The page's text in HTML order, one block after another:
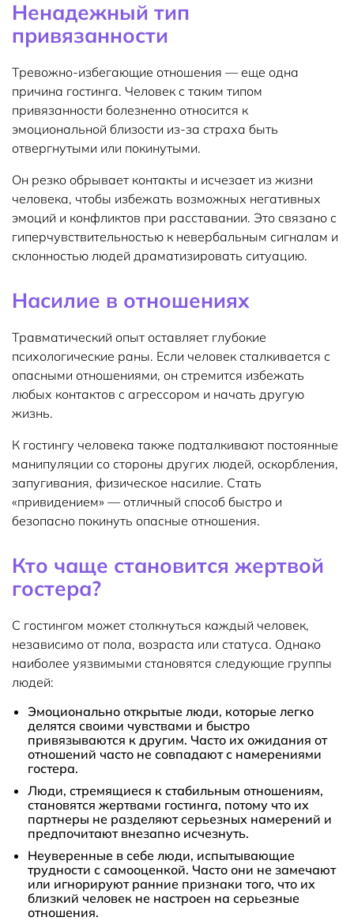
Ненадежный тип
привязанности
Тревожно-избегающие отношения — еще одна
причина гостинга. Человек с таким типом
привязанности болезненно относится к
эмоциональной близости из-за страха быть
отвергнутыми или покинутыми.
Он резко обрывает контакты и исчезает из жизни
человека, чтобы избежать возможных негативных
эмоций и конфликтов при расставании. Это связано с
гиперчувствительностью к невербальным сигналам и
склонностью людей драматизировать ситуацию.
Насилие в отношениях
Травматический опыт оставляет глубокие
психологические раны. Если человек сталкивается с
опасными отношениями, он стремится избежать
любых контактов с агрессором и начать другую
жизнь.
К гостингу человека также подталкивают постоянные
манипуляции со стороны других людей, оскорбления,
запугивания, физическое насилие. Стать
«привидением» — отличный способ быстро и
безопасно покинуть опасные отношения.
Кто чаще становится жертвой
гостера?
С гостингом может столкнуться каждый человек,
независимо от пола, возраста или статуса. Однако
наиболее уязвимыми становятся следующие группы
людей:
Эмоционально открытые люди, которые легко
делятся своими чувствами и быстро
привязываются к другим. Часто их ожидания от
отношений часто не совпадают с намерениями
гостера.
Люди, стремящиеся к стабильным отношениям,
становятся жертвами гостинга, потому что их
партнеры не разделяют серьезных намерений и
предпочитают внезапно исчезнуть.
Неуверенные в себе люди, испытывающие
трудности с самооценкой. Часто они не замечают
или игнорируют ранние признаки того, что их
близкий человек не настроен на серьезные
отношения.